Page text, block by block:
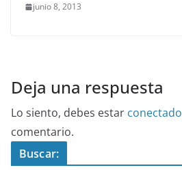
junio 8, 2013
Deja una respuesta
Lo siento, debes estar conectado
comentario.
Buscar: